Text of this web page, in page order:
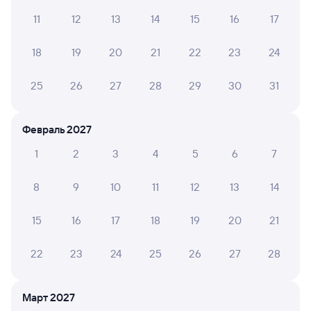
6 причин купить ж/д билеты
Онлайн-возврат билетов без очереди в кассу
Выбор любимых мест на схемах вагонов
Подробные ответы на вопросы о поездке или
СМС-сопровождение до посадки в поезд
18 ноября 2024 • Поезд 041Р
11 12 13 14 15 16 17
18 19 20 21 22 23 24
25 26 27 28 29 30 31
Февраль 2027
1
2 3 4 5 6 7
8 9 10 11 12 13 14
15 16 17 18 19 20 21
22 23 24 25 26 27 28
Март 2027